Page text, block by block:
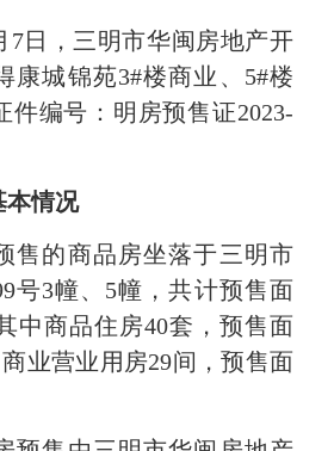
，三明市华闽房地产开
康城锦苑3#楼商业、5#楼
件编号：明房预售证2023-
情况
的商品房坐落于三明市
号3幢、5幢，共计预售面
中商品住房40套，预售面
商业营业用房29间，预售面